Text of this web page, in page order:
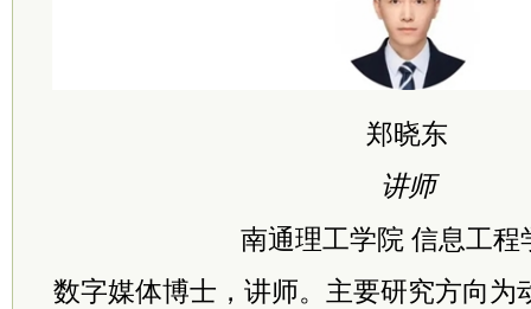
郑晓东
讲师
南通理工学院 信息工程
数字媒体博士，讲师。主要研究方向为